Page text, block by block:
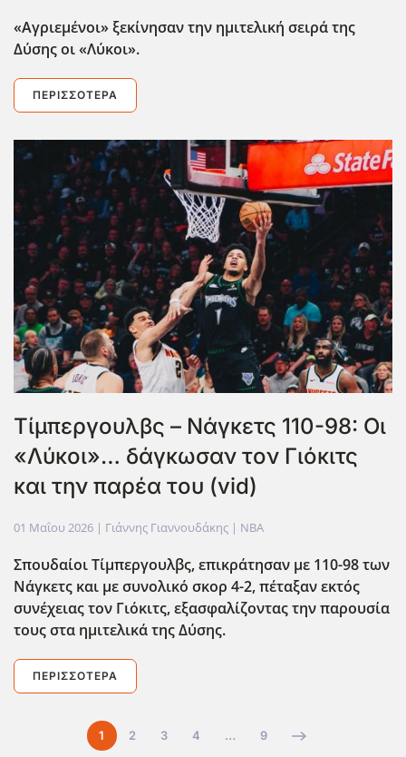
«Αγριεμένοι» ξεκίνησαν την ημιτελική σειρά της
Δύσης οι «Λύκοι».
ΠΕΡΙΣΣΌΤΕΡΑ
Τίμπεργουλβς – Νάγκετς 110-98: Οι
«Λύκοι»… δάγκωσαν τον Γιόκιτς
και την παρέα του (vid)
01 Μαΐου 2026 | Γιάννης Γιαννουδάκης | NBA
Σπουδαίοι Τίμπεργουλβς, επικράτησαν με 110-98 των
Νάγκετς και με συνολικό σκορ 4-2, πέταξαν εκτός
συνέχειας τον Γιόκιτς, εξασφαλίζοντας την παρουσία
τους στα ημιτελικά της Δύσης.
ΠΕΡΙΣΣΌΤΕΡΑ
1 2 3 4 … 9